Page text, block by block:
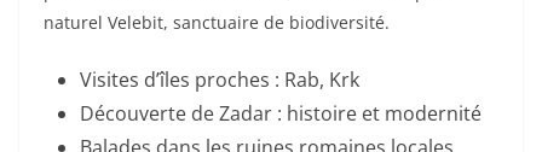
naturel Velebit, sanctuaire de biodiversité.
Visites d’îles proches : Rab, Krk
Découverte de Zadar : histoire et modernité